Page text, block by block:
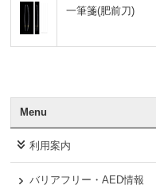
一筆箋(肥前刀)
Menu
利用案内
バリアフリー・AED情報